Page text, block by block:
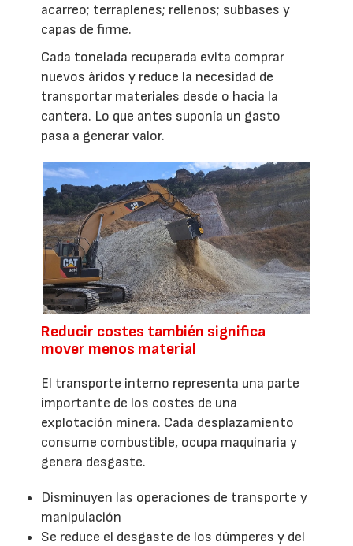
acarreo; terraplenes; rellenos; subbases y
capas de firme.
Cada tonelada recuperada evita comprar
nuevos áridos y reduce la necesidad de
transportar materiales desde o hacia la
cantera. Lo que antes suponía un gasto
pasa a generar valor.
Reducir costes también significa
mover menos material
El transporte interno representa una parte
importante de los costes de una
explotación minera. Cada desplazamiento
consume combustible, ocupa maquinaria y
genera desgaste.
Disminuyen las operaciones de transporte y
manipulación
Se reduce el desgaste de los dúmperes y del